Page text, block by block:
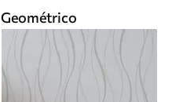
Geométrico